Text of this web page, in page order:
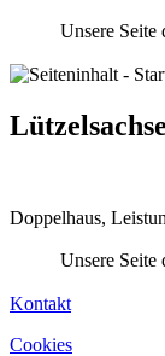
Unsere Seite
Doppelhaus,
Unsere Seite
Kontakt
Cookies